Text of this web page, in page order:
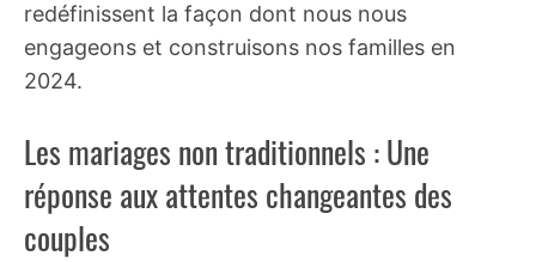
redéfinissent la façon dont nous nous
engageons et construisons nos familles en
2024.
Les mariages non traditionnels : Une
réponse aux attentes changeantes des
couples